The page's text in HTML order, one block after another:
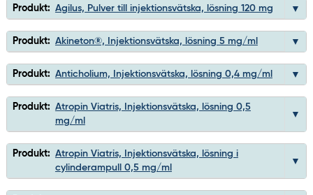
Produkt: Agilus, Pulver till injektionsvätska, lösning 120 mg
Produkt: Akineton®, Injektionsvätska, lösning 5 mg/ml
Produkt: Anticholium, Injektionsvätska, lösning 0,4 mg/ml
Produkt: Atropin Viatris, Injektionsvätska, lösning 0,5
mg/ml
Produkt: Atropin Viatris, Injektionsvätska, lösning i
cylinderampull 0,5 mg/ml